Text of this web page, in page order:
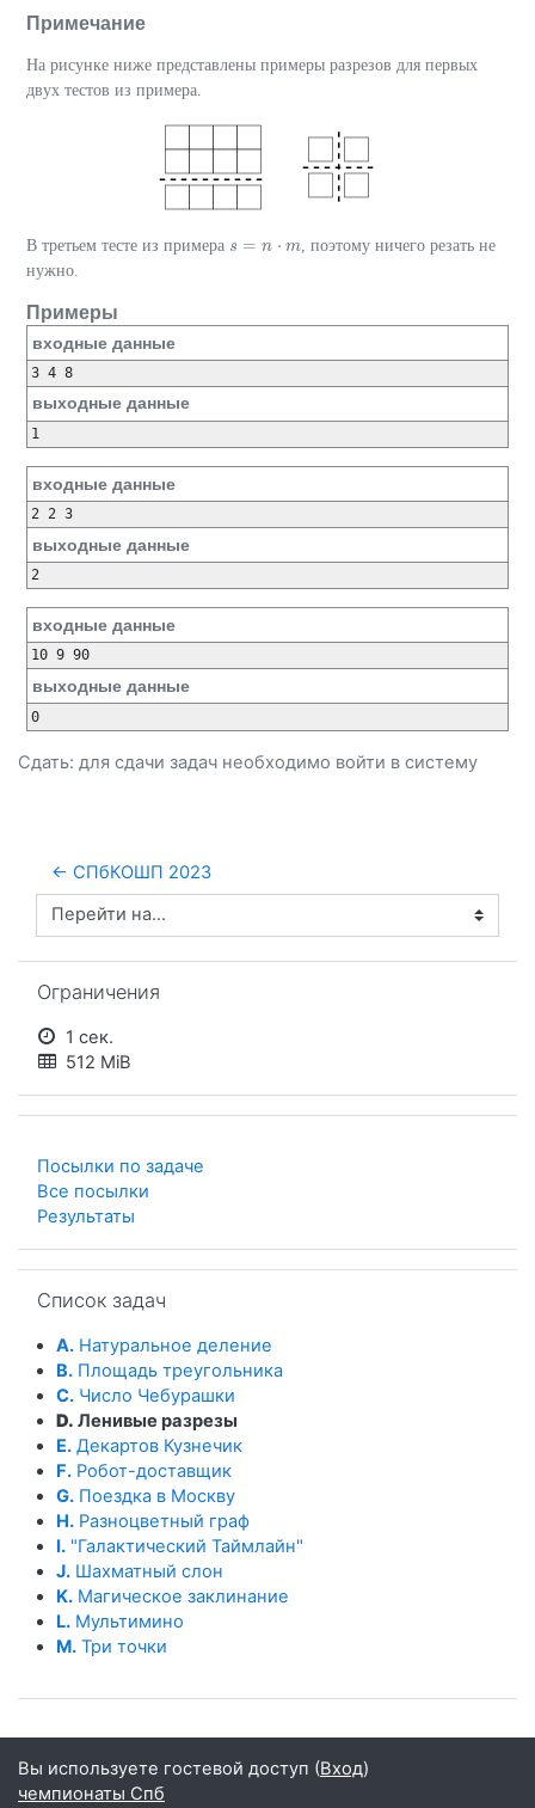
Примечание
На рисунке ниже представлены примеры разрезов для первых
двух тестов из примера.
В третьем тесте из примера s = n ⋅ m
s=n⋅ m
, поэтому ничего резать не
нужно.
Примеры
входные данные
3 4 8
выходные данные
1
входные данные
2 2 3
выходные данные
2
входные данные
10 9 90
выходные данные
0
Сдать: для сдачи задач необходимо войти в систему
← СПбКОШП 2023
Перейти на...
Ограничения
1 сек.
512 MiB
Посылки по задаче
Все посылки
Результаты
Список задач
A. Натуральное деление
B. Площадь треугольника
C. Число Чебурашки
D. Ленивые разрезы
E. Декартов Кузнечик
F. Робот-доставщик
G. Поездка в Москву
H. Разноцветный граф
I. "Галактический Таймлайн"
J. Шахматный слон
K. Магическое заклинание
L. Мультимино
M. Три точки
Вы используете гостевой доступ (Вход)
чемпионаты Спб